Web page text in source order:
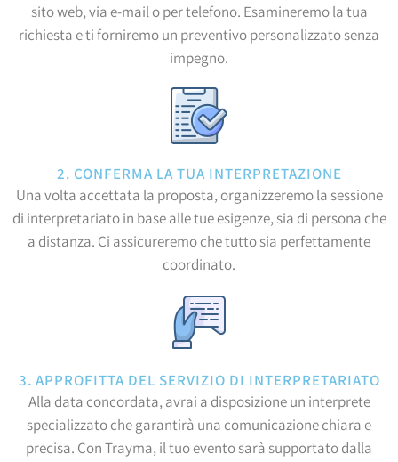
sito web, via e-mail o per telefono. Esamineremo la tua
richiesta e ti forniremo un preventivo personalizzato senza
impegno.
2. CONFERMA LA TUA INTERPRETAZIONE
Una volta accettata la proposta, organizzeremo la sessione
di interpretariato in base alle tue esigenze, sia di persona che
a distanza. Ci assicureremo che tutto sia perfettamente
coordinato.
3. APPROFITTA DEL SERVIZIO DI INTERPRETARIATO
Alla data concordata, avrai a disposizione un interprete
specializzato che garantirà una comunicazione chiara e
precisa. Con Trayma, il tuo evento sarà supportato dalla